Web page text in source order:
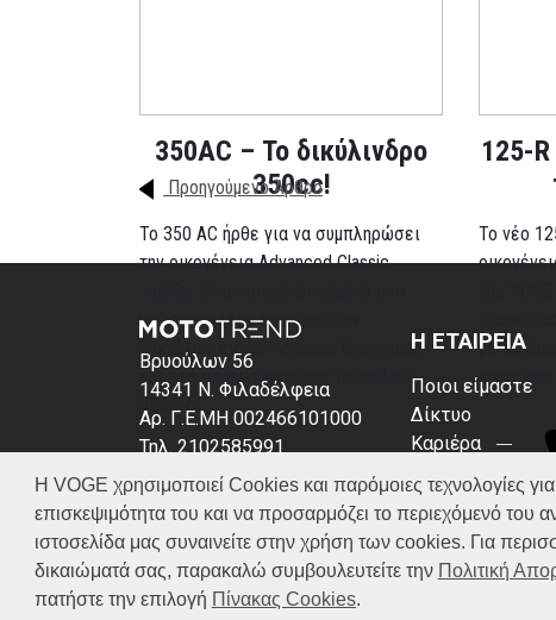
Η VOGE χρησιμοποιεί Cookies και παρόμοιες τεχνολογίες για
επισκεψιμότητα του και να προσαρμόζει το περιεχόμενό του
ιστοσελίδα μας συναινείτε στην χρήση των cookies. Για
δικαιώματά σας, παρακαλώ συμβουλευτείτε την Πολιτική
πατήστε την επιλογή Πίνακας Cookies.
350AC – Το δικύλινδρο
350cc!
To 350 AC ήρθε για να συμπληρώσει
την οικογένεια Advanced Classic
γνώριμα πλέον πρότυπα των
μοντέλων modern classic. Έτσι όπως
και στα προηγούμενα της μοντέλα η
VOGE δί...
Περισσότερα
125-
Το νέο
με
Προηγούμενο Άρθρο
Βρυούλων 56
14341 Ν. Φιλαδέλφεια
Αρ. Γ.Ε.ΜΗ 002466101000
Τηλ. 2102585991
E-mail: info@voge.gr
Η ΕΤΑΙΡΕΙΑ
Ποιοι είμαστε
Δίκτυο
Καριέρα
Πολιτική
Πολιτική Cookies